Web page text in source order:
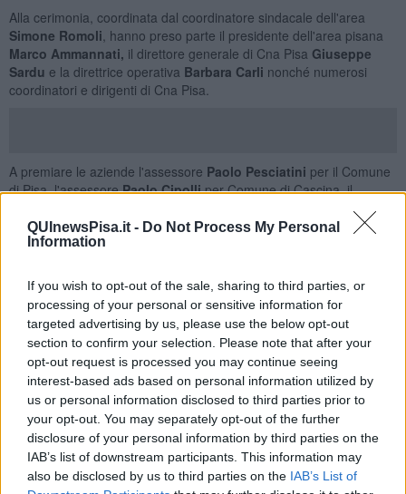
QUInewsPisa.it - Do Not Process My Personal
Information
If you wish to opt-out of the sale, sharing to third parties, or
processing of your personal or sensitive information for
targeted advertising by us, please use the below opt-out
section to confirm your selection. Please note that after your
opt-out request is processed you may continue seeing
interest-based ads based on personal information utilized by
us or personal information disclosed to third parties prior to
your opt-out. You may separately opt-out of the further
disclosure of your personal information by third parties on the
IAB’s list of downstream participants. This information may
also be disclosed by us to third parties on the IAB’s List of
Alla cerimonia, coordinata dal coordinatore sindacale dell'area
Simone Romoli , hanno preso parte il presidente dell'area pisana
Marco Ammannati, il direttore generale di Cna Pisa Giuseppe
Sardu e la direttrice operativa Barbara Carli nonché numerosi
coordinatori e dirigenti di Cna Pisa.
A premiare le aziende l'assessore Paolo Pesciatini per il Comune
di Pisa, l'assessorePaolo Cipolliper Comune di Cascina, il
l'assessoraAngela Pisano per il Comune di San Giuliano Terme e
l'assessoraElena Campera
professionalità e radicamento territoriale - scrive in una nota
Cna Pisa -capaci di attraversare generazioni e trasformazioni
economiche senza perdere il legame con le comunità in cui
operano. Con questa iniziativa Cna Pisa rinnova il proprio impegno
nelsostenere e valorizzare le imprese storiche, riconoscendo il
loro ruolo fondamentale nello sviluppo economico e sociale
dell’area pisana".
Le imprese premiate:
40 anni di attività